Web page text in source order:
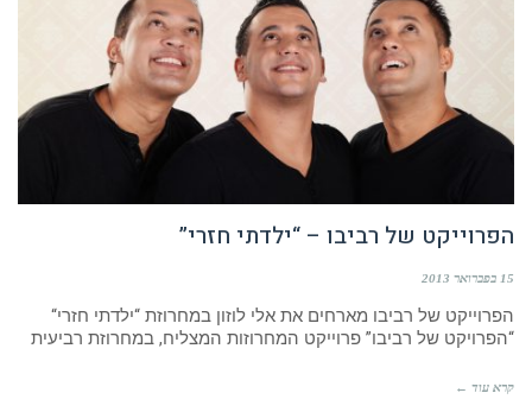
הפרוייקט של רביבו – “ילדתי חזרי”
15 בפברואר 2013
הפרוייקט של רביבו מארחים את אלי לוזון במחרוזת “ילדתי חזרי“
“הפרויקט של רביבו” פרוייקט המחרוזות המצליח, במחרוזת רביעית
קרא עוד ←